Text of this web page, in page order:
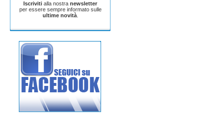
Iscriviti alla nostra newsletter
per essere sempre informato sulle
ultime novità.